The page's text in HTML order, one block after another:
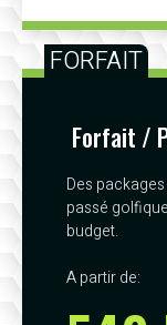
FORFAIT
Forfait /
Des
passé
budget.
A partir de: